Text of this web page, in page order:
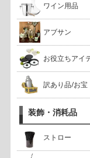
ワイン用品
アブサン
お役立ちアイ
訳あり品/お宝
装飾・消耗品
ストロー